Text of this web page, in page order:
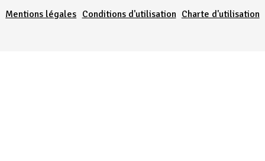
Mentions légales Conditions d'utilisation Charte d'utilisation